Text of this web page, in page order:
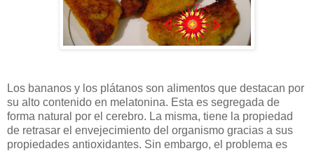
Los bananos y los plátanos son alimentos que destacan por
su alto contenido en melatonina. Esta es segregada de
forma natural por el cerebro. La misma, tiene la propiedad
de retrasar el envejecimiento del organismo gracias a sus
propiedades antioxidantes. Sin embargo, el problema es